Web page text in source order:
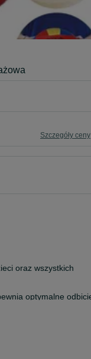
Szczegóły ceny
oraz wszystkich
optymalne